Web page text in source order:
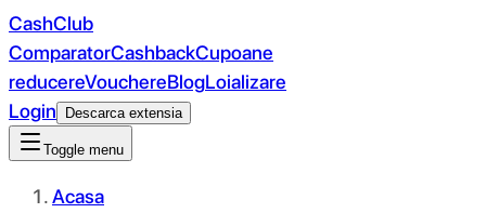
CashClub
ComparatorCashbackCupoane
reducereVouchereBlogLoializare
Login
Descarca extensia
Toggle menu
Acasa